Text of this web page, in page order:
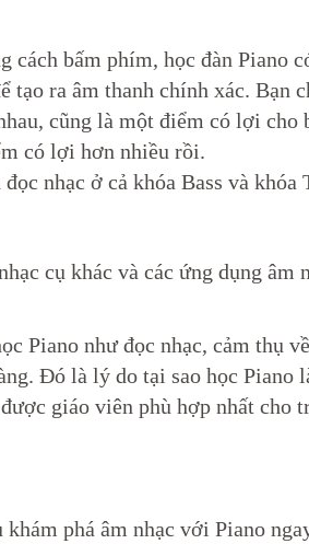
bấm phím, học đàn Piano
ra âm thanh chính xác. Bạn
cũng là một điểm có lợi
có lợi hơn nhiều rồi.
nhạc ở cả khóa Bass và
cụ khác và các ứng dụng âm
Piano như đọc nhạc, cảm thụ
Đó là lý do tại sao học Piano
giáo viên phù hợp nhất cho
khám phá âm nhạc với Piano